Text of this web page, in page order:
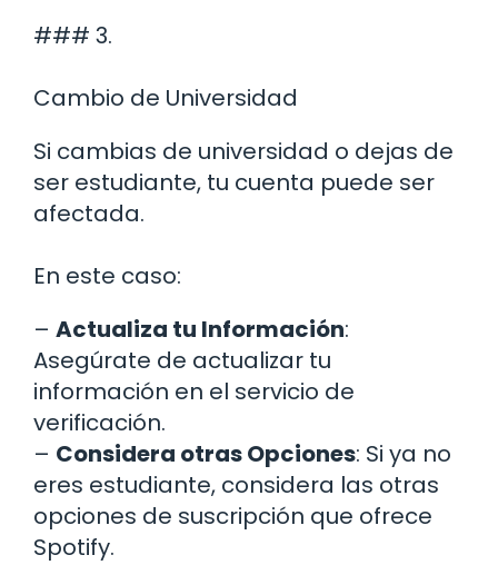
### 3.
Cambio de Universidad
Si cambias de universidad o dejas de
ser estudiante, tu cuenta puede ser
afectada.
En este caso:
– Actualiza tu Información:
Asegúrate de actualizar tu
información en el servicio de
verificación.
– Considera otras Opciones: Si ya no
eres estudiante, considera las otras
opciones de suscripción que ofrece
Spotify.